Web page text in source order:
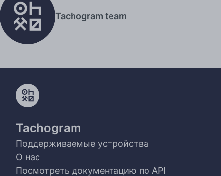
Tachogram team
Tachogram
Поддерживаемые устройства
О нас
Посмотреть документацию по API